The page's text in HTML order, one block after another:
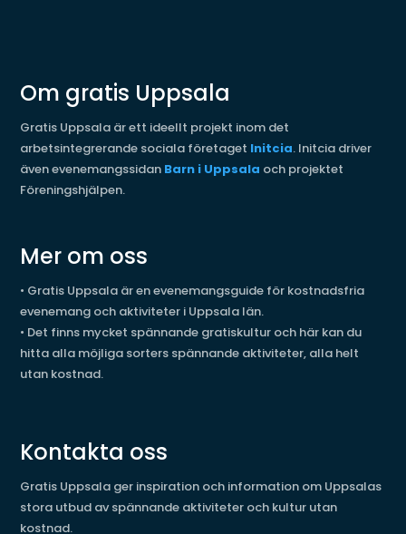
Om gratis Uppsala
Gratis Uppsala är ett ideellt projekt inom det
arbetsintegrerande sociala företaget Initcia. Initcia driver
även evenemangssidan Barn i Uppsala och projektet
Föreningshjälpen.
Mer om oss
• Gratis Uppsala är en evenemangsguide för kostnadsfria
evenemang och aktiviteter i Uppsala län.
• Det finns mycket spännande gratiskultur och här kan du
hitta alla möjliga sorters spännande aktiviteter, alla helt
utan kostnad.
Kontakta oss
Gratis Uppsala ger inspiration och information om Uppsalas
stora utbud av spännande aktiviteter och kultur utan
kostnad.